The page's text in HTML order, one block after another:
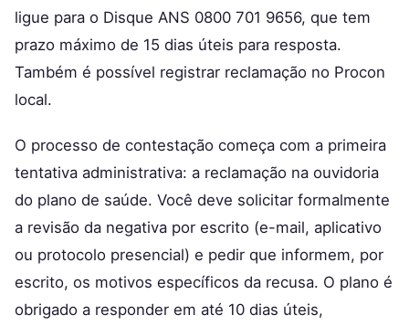
ligue para o Disque ANS 0800 701 9656, que tem
prazo máximo de 15 dias úteis para resposta.
Também é possível registrar reclamação no Procon
local.
O processo de contestação começa com a primeira
tentativa administrativa: a reclamação na ouvidoria
do plano de saúde. Você deve solicitar formalmente
a revisão da negativa por escrito (e-mail, aplicativo
ou protocolo presencial) e pedir que informem, por
escrito, os motivos específicos da recusa. O plano é
obrigado a responder em até 10 dias úteis,